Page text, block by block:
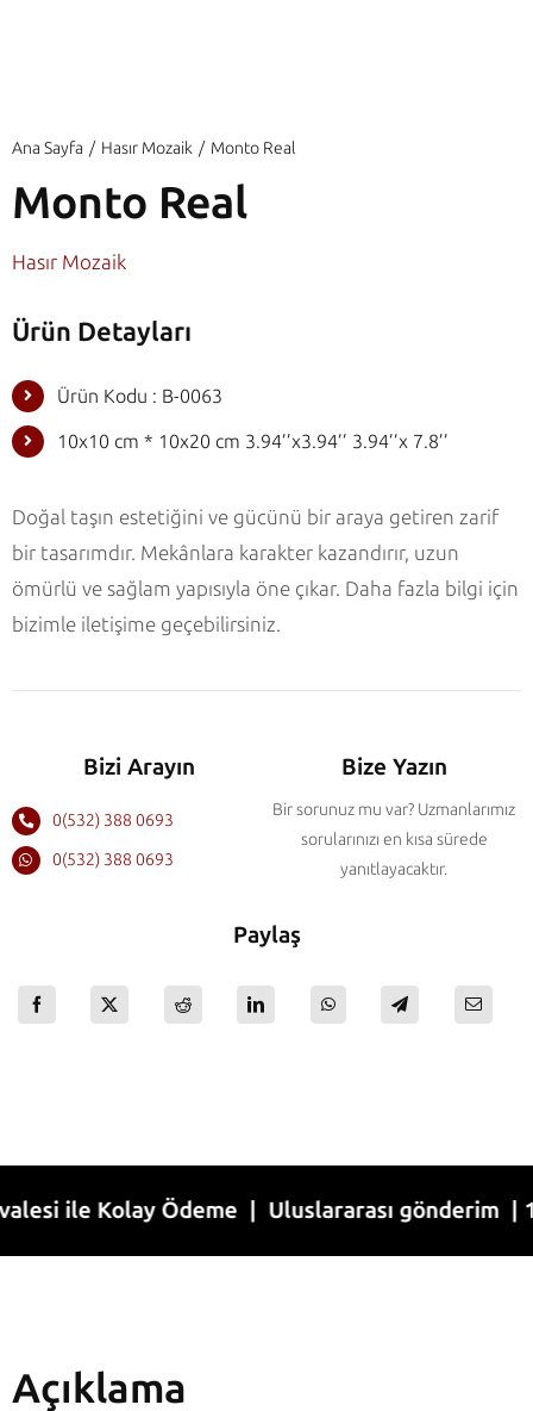
Ana Sayfa Hasır Mozaik Monto Real
Monto Real
Hasır Mozaik
Ürün Detayları
Ürün Kodu : B-0063
10x10 cm * 10x20 cm 3.94’’x3.94’’ 3.94’’x 7.8’’
Doğal taşın estetiğini ve gücünü bir araya getiren zarif
bir tasarımdır. Mekânlara karakter kazandırır, uzun
ömürlü ve sağlam yapısıyla öne çıkar. Daha fazla bilgi için
bizimle iletişime geçebilirsiniz.
Bizi Arayın
0(532) 388 0693
0(532) 388 0693
Bize Yazın
Bir sorunuz mu var? Uzmanlarımız
sorularınızı en kısa sürede
yanıtlayacaktır.
Paylaş
Kolay Ödeme | Uluslararası gönderim | 1-7
Açıklama